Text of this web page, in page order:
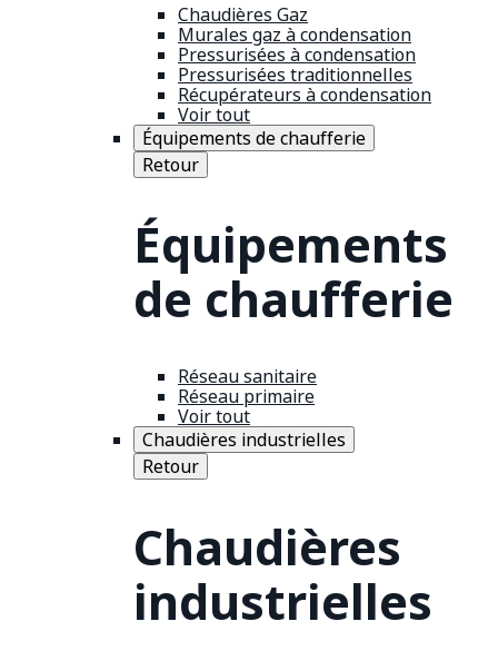
Chaudières Gaz
Murales gaz à condensation
Pressurisées à condensation
Pressurisées traditionnelles
Récupérateurs à condensation
Voir tout
Équipements de chaufferie
Retour
Équipements
de chaufferie
Réseau sanitaire
Réseau primaire
Voir tout
Chaudières industrielles
Retour
Chaudières
industrielles